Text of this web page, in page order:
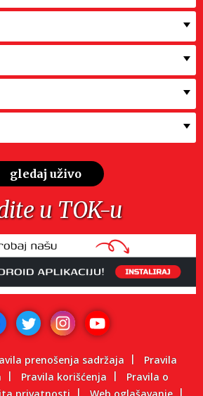
gledaj uživo
u TOK-u
prenošenja sadržaja
Pravila
Pravila korišćenja
Pravila o